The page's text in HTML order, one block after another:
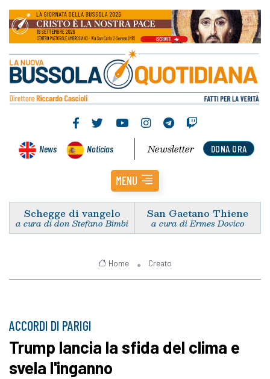
News Noticias DONA ORA
Newsletter
MENU
Schegge di vangelo
a cura di don Stefano Bimbi
San Gaetano Thiene
a cura di Ermes Dovico
Home Creato
ACCORDI DI PARIGI
Trump lancia la sfida del clima e
svela l'inganno